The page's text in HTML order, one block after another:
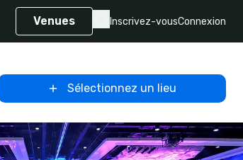
Venues Inscrivez-vousConnexion
Sélectionnez un lieu